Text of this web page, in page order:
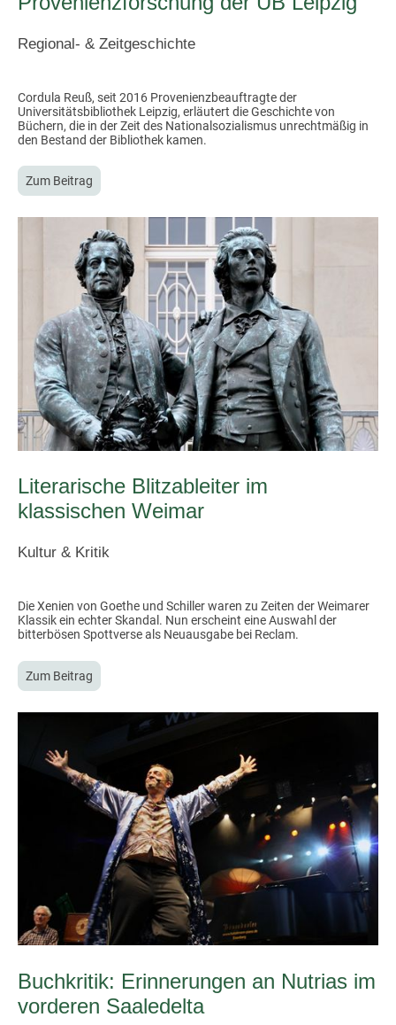
Regional- & Zeitgeschichte
Cordula Reuß, seit 2016 Provenienzbeauftragte der
Universitätsbibliothek Leipzig, erläutert die Geschichte von
Büchern, die in der Zeit des Nationalsozialismus unrechtmäßig in
den Bestand der Bibliothek kamen.
Zum Beitrag
Literarische Blitzableiter im
klassischen Weimar
Kultur & Kritik
Die Xenien von Goethe und Schiller waren zu Zeiten der Weimarer
Klassik ein echter Skandal. Nun erscheint eine Auswahl der
bitterbösen Spottverse als Neuausgabe bei Reclam.
Zum Beitrag
Buchkritik: Erinnerungen an Nutrias im
vorderen Saaledelta